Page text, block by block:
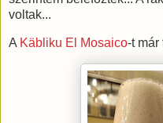
voltak...
A Käbliku El Mosaico-t már